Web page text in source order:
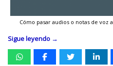
Cómo pasar audios o notas de voz
Sigue leyendo →